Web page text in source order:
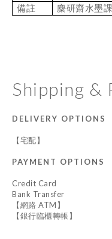
備註 麋研齋水墨
Shipping &
DELIVERY OPTIONS
【宅配】
PAYMENT OPTIONS
Credit Card
Bank Transfer
【網路 ATM】
【銀行臨櫃轉帳】